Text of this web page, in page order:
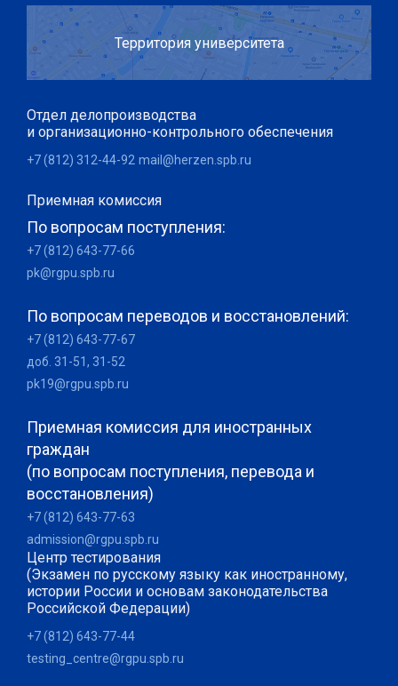
Территория университета
Отдел делопроизводства
и организационно-контрольного обеспечения
+7 (812) 312-44-92 mail@herzen.spb.ru
Приемная комиссия
По вопросам поступления:
+7 (812) 643-77-66
pk@rgpu.spb.ru
По вопросам переводов и восстановлений:
+7 (812) 643-77-67
доб. 31-51, 31-52
pk19@rgpu.spb.ru
Приемная комиссия для иностранных
граждан
(по вопросам поступления, перевода и
восстановления)
+7 (812) 643-77-63
admission@rgpu.spb.ru
Центр тестирования
(Экзамен по русскому языку как иностранному,
истории России и основам законодательства
Российской Федерации)
+7 (812) 643-77-44
testing_centre@rgpu.spb.ru